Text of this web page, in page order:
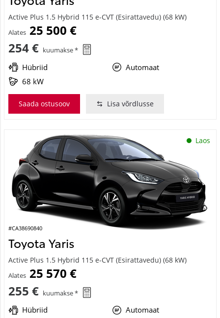
Active Plus 1.5 Hybrid 115 e-CVT (Esirattavedu) (68 kW)
Alates 25 500 €
254 € kuumakse *
Hübriid
Automaat
68 kW
Saada ostusoov Lisa võrdlusse
Laos
#CA38690840
Toyota Yaris
Active Plus 1.5 Hybrid 115 e-CVT (Esirattavedu) (68 kW)
Alates 25 570 €
255 € kuumakse *
Hübriid Automaat